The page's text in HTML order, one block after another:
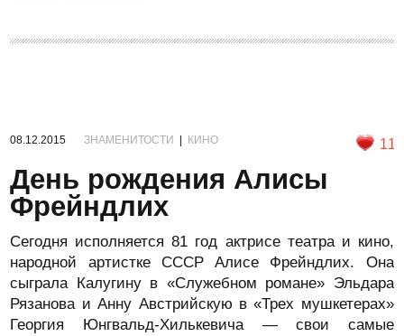
08.12.2015 ЗНАМЕНИТОСТИ КИНО 11
День рождения Алисы
Фрейндлих
Сегодня исполняется 81 год актрисе театра и кино,
народной артистке СССР Алисе Фрейндлих. Она
сыграла Калугину в «Служебном романе» Эльдара
Рязанова и Анну Австрийскую в «Трех мушкетерах»
Георгия Юнгвальд-Хилькевича — свои самые